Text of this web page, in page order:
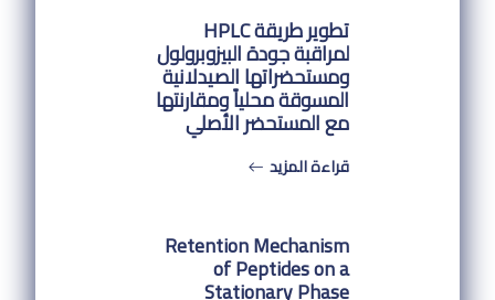
تطوير طريقة HPLC
لمراقبة جودة البيزوبرولول
ومستحضراتها الصيدلانية
المسوقة محلياً ومقارنتها
مع المستحضر الأصلي
قراءة المزيد
Retention Mechanism
of Peptides on a
Stationary Phase